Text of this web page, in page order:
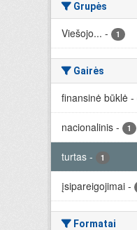
Grupės
Viešojo... - 1
Gairės
finansinė būklė -
nacionalinis - 1
turtas - 1
įsipareigojimai -
Formatai